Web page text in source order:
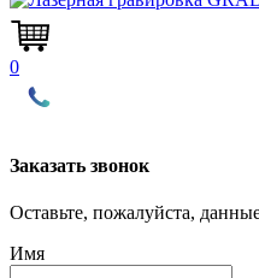
0
Заказать звонок
Оставьте, пожалуйста,
Имя